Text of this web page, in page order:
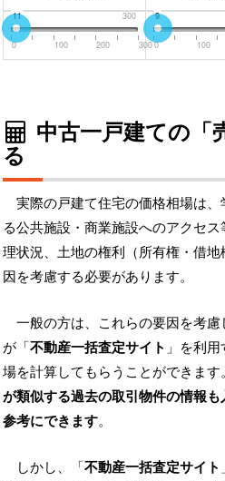
0 300
11
0 100 200 300
0
9
0 100
中古一戸建ての「
る
実際の戸建て住宅の価格相場は
る公共施設・商業施設へのアクセ
理状況、土地の権利（所有権・借
因を考慮する必要があります。
一般の方は、これらの要因を考
が「不動産一括査定サイト 」を利
場を計算してもらうことができます
が類似する過去の取引物件の情報
参考にできます。
しかし、「不動産一括査定サイト